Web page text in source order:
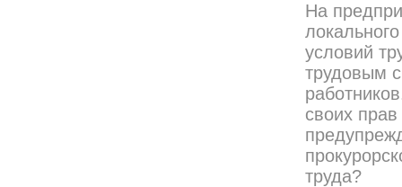
На
условий
трудовым
своих
труда?